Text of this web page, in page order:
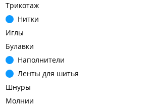
Трикотаж
Нитки
Иглы
Булавки
Наполнители
Ленты для шитья
Шнуры
Молнии